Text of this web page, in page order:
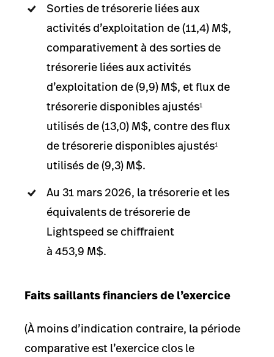
Sorties de trésorerie liées aux
activités d’exploitation de (11,4) M$,
comparativement à des sorties de
trésorerie liées aux activités
d’exploitation de (9,9) M$, et flux de
trésorerie disponibles ajustés1
utilisés de (13,0) M$, contre des flux
de trésorerie disponibles ajustés1
utilisés de (9,3) M$.
Au 31 mars 2026, la trésorerie et les
équivalents de trésorerie de
Lightspeed se chiffraient
à 453,9 M$.
Faits saillants financiers de l’exercice
(À moins d’indication contraire, la période
comparative est l’exercice clos le